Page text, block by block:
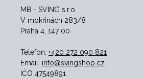
MB - SVING s.r.o.
V mokřinách 283/8
Praha 4, 147 00
Telefon: +420 272 090 821
Email: info@svingshop.cz
IČO 47549891